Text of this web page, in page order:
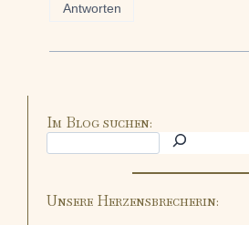
Antworten
Im Blog suchen:
Unsere Herzensbrecherin: